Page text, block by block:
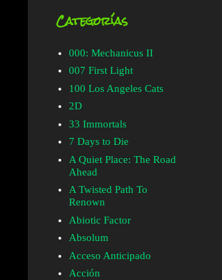
Categorías
000: Mechanicus II
007 First Light
100 Los Angeles Cats
2D
33 Immortals
7 Days to Die
A Quiet Place: The Road
Ahead
A Twisted Path To
Renown
Abiotic Factor
Absolum
Acceso Anticipado
Acción